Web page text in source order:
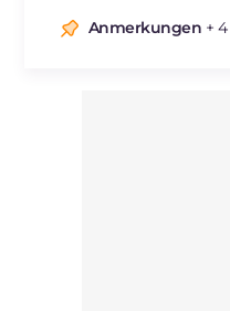
Anmerkungen +